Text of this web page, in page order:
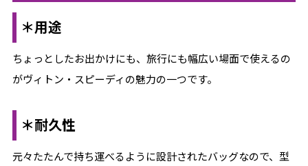
＊用途
ちょっとしたお出かけにも、旅行にも幅広い場面で使えるの
がヴィトン・スピーディの魅力の一つです。
＊耐久性
元々たたんで持ち運べるように設計されたバッグなので、型